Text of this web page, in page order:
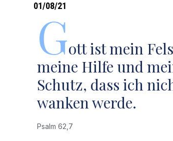
01/08/21
Gott ist mein
meine Hilfe und
Schutz, dass ich
wanken werde.
Psalm 62,7